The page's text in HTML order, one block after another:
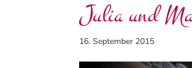
Julia und
16. September 2015